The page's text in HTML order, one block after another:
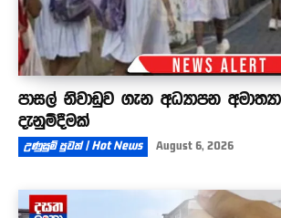
පාසල් නිවාඩුව ගැන අධ්‍යාපන
දැනුම්දීමක්
උණුසුම් පුවත් | Hot News August 6, 2026